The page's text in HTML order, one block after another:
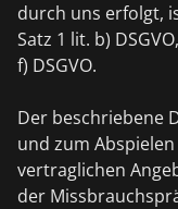
durch uns erfolgt,
Satz 1 lit. b)
f) DSGVO.
Der beschriebene
und zum
vertraglichen
der